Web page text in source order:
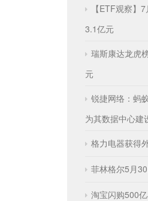
【ETF观察】
3.1亿元
瑞斯康达龙虎
元
锐捷网络：蚂
为其数据中心建
格力电器获得
菲林格尔5月
淘宝闪购500